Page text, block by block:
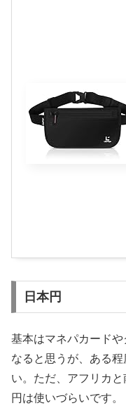
日本円
基本はマネパカード
なると思うが、ある
い。ただ、アフリカ
円は使いづらいです。